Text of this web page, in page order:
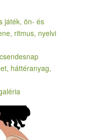
játék, ön- és
ritmus, nyelvi
háttéranyag,